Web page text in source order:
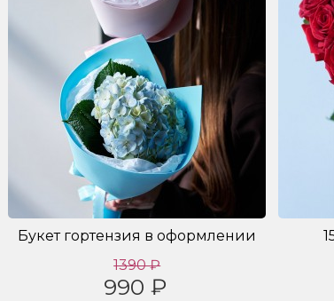
Букет гортензия в оформлении
1390 ₽
990 ₽